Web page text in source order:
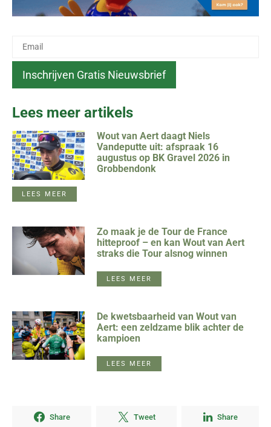
Lees meer artikels
Wout van Aert daagt Niels
Vandeputte uit: afspraak 16
augustus op BK Gravel 2026 in
Grobbendonk
LEES MEER
Zo maak je de Tour de France
hitteproof – en kan Wout van Aert
straks die Tour alsnog winnen
LEES MEER
De kwetsbaarheid van Wout van
Aert: een zeldzame blik achter de
kampioen
LEES MEER
Share Tweet Share